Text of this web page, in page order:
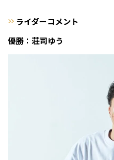
ライダーコメント
優勝：荘司ゆう